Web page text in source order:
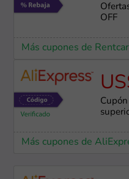
OFF
Más cupones de
Más cupones de